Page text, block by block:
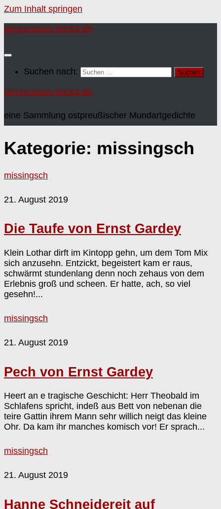
Zum Inhalt springen
ostpreussen-humor.de
Suchen nach:
ostpreussen-humor.de
eine Sammlung ostpreußischer Mundartgedichte
Kategorie: missingsch
missingsch
21. August 2019
Die Taufe von Ernst Gardey
Klein Lothar dirft im Kintopp gehn, um dem Tom Mix
sich anzusehn. Entzickt, begeistert kam er raus,
schwärmt stundenlang denn noch zehaus von dem
Erlebnis groß und scheen. Er hatte, ach, so viel
gesehn!...
missingsch
21. August 2019
Pech von Ernst Gardey
Heert an e tragische Geschicht: Herr Theobald im
Schlafens spricht, indeß aus Bett von nebenan die
teire Gattin ihrem Mann sehr willich neigt das kleine
Ohr. Da kam ihr manches komisch vor! Er sprach...
missingsch
21. August 2019
Hanne Schneidereit auf